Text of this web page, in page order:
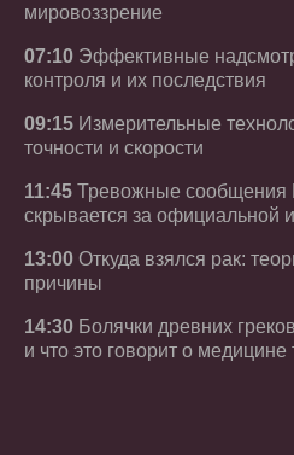
мировоззрение
07:10 Эффективные
контроля и их последствия
09:15 Измерительные
точности и скорости
11:45 Тревожные сообщения
скрывается за официальной
13:00 Откуда взялся рак:
причины
14:30 Болячки древних
и что это говорит о медицине